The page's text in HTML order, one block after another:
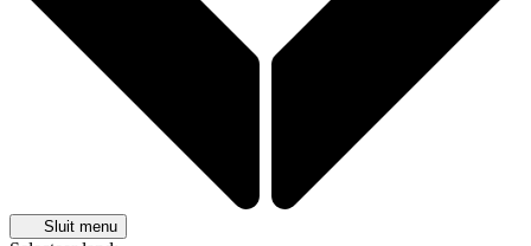
Sluit menu